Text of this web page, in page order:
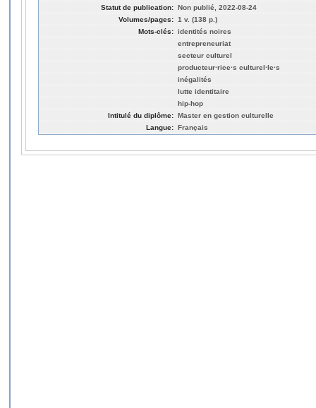
Statut de publication: Non publié, 2022-08-24
Volumes/pages: 1 v. (138 p.)
Mots-clés: identités noires
entrepreneuriat
secteur culturel
producteur·rice·s culturel·le·s
inégalités
lutte identitaire
hip-hop
Intitulé du diplôme: Master en gestion culturelle
Langue: Français